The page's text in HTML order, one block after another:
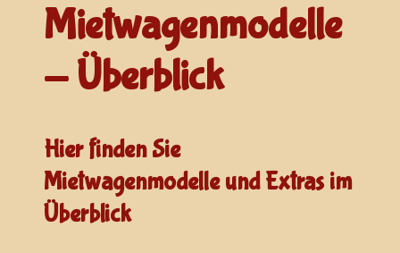
Mietwagenmodelle
- Überblick
Hier finden Sie
Mietwagenmodelle und Extras im
Überblick